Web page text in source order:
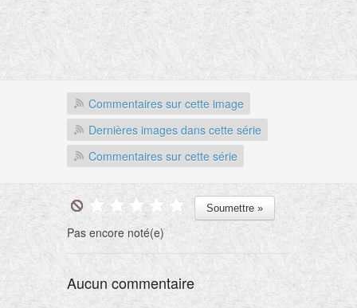
Commentaires sur cette image
Dernières images dans cette série
Commentaires sur cette série
Pas encore noté(e)
Aucun commentaire